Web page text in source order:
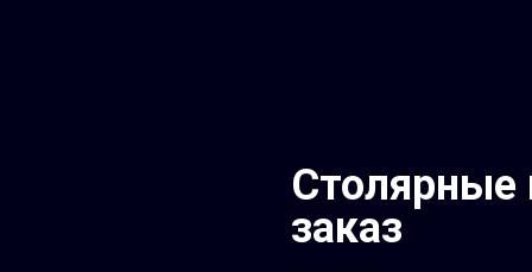
Столярные
заказ